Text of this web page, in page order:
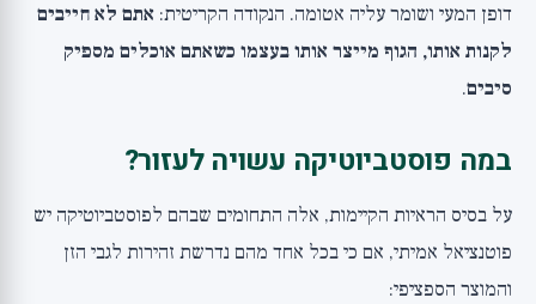
דופן המעי ושומר עליה אטומה. הנקודה הקריטית: אתם לא חייבים
לקנות אותו, הגוף מייצר אותו בעצמו כשאתם אוכלים מספיק
סיבים.
במה פוסטביוטיקה עשויה לעזור?
על בסיס הראיות הקיימות, אלה התחומים שבהם לפוסטביוטיקה יש
פוטנציאל אמיתי, אם כי בכל אחד מהם נדרשת זהירות לגבי הזן
והמוצר הספציפי: